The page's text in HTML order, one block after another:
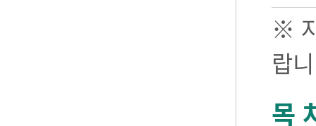
※
랍
목